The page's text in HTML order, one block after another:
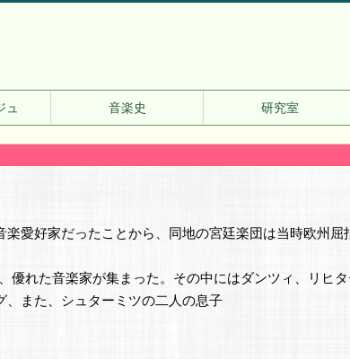
ュ 音楽史 研究室
愛好家だったことから、同地の宮廷楽団は当時欧州屈
優れた音楽家が集まった。その中にはダンツィ、リヒ
また、シュターミツの二人の息子